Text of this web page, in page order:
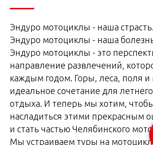
Эндуро мотоциклы - наша страсть.
Эндуро мотоциклы - наша
Эндуро мотоциклы - это
направление развлечений,
каждым годом. Горы, леса, поля
идеальное сочетание для
отдыха. И теперь мы хотим,
насладиться этими прекрасным
и стать частью Челябинского
Мы устраиваем туры на